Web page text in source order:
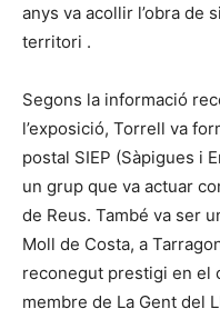
anys va acollir l’obra de
territori .
Segons la informació
l’exposició, Torrell va
postal SIEP (Sàpigues i
un grup que va actuar
de Reus. També va ser
Moll de Costa, a
reconegut prestigi en el
membre de La Gent del